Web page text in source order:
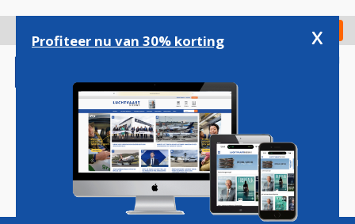
gaan
Check in
Magazine Podcasts Vacatures
Profiteer nu van 30% korting x